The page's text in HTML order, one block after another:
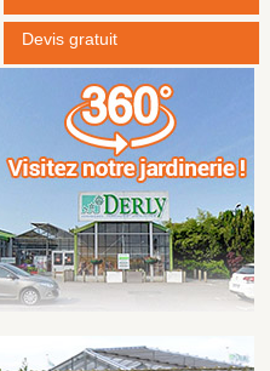
Devis gratuit